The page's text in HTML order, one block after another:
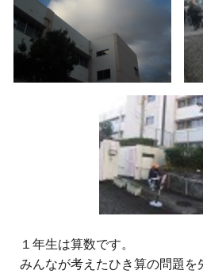
１年生は算数です。
みんなが考えたひき算の問題